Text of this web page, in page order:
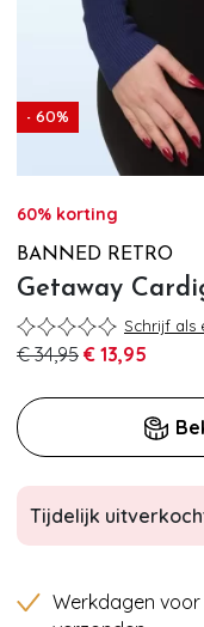
- 60%
60% korting
BANNED RETRO
Getaway
Schrijf als
€ 34,95 € 13,95
Tijdelijk
Werkdagen voor